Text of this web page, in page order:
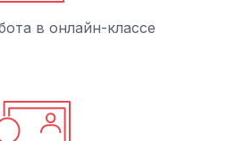
в онлайн-классе